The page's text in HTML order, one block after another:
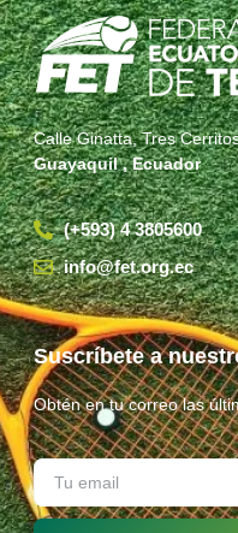
Calle Ginatta, Tres
Guayaquil , Ecuador
(+593) 4 3805600
info@fet.org.ec
Suscríbete a
Obtén en tu correo las